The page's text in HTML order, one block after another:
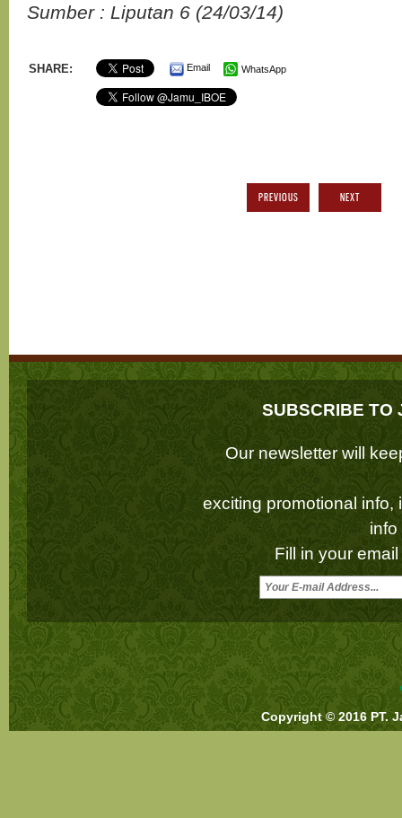
Sumber : Liputan 6 (24/03/14)
SHARE: Email WhatsApp
PREVIOUS NEXT
SUBSCRIBE TO
Our newsletter will
exciting promotional info,
info
Fill in your
Copyright © 2016 PT.